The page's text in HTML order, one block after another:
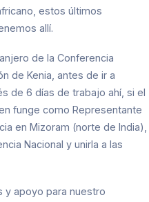
estos últimos
allí.
de la Conferencia
de Kenia, antes de ir a
de 6 días de trabajo ahí, si el
funge como Representante
en Mizoram (norte de India),
Nacional y unirla a las
y apoyo para nuestro